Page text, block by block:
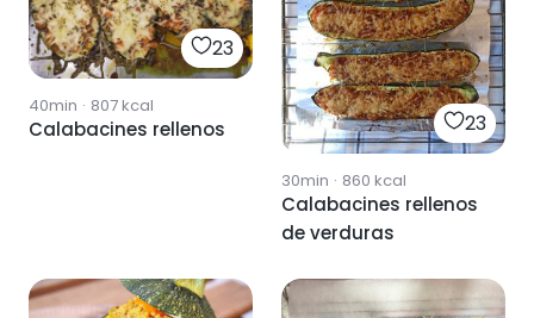
23
40min · 807kcal
Calabacines rellenos 23
30min · 860 kcal
Calabacines rellenos
de verduras